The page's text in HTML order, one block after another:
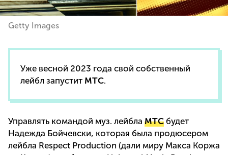
Getty Images
Уже весной 2023 года свой собственный
лейбл запустит МТС.
Управлять командой муз. лейбла МТС будет
Надежда Бойчевски, которая была продюсером
лейбла Respect Production (дали миру Макса Коржа